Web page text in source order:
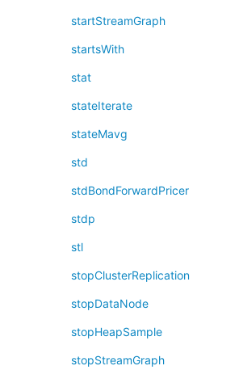
startStreamGraph
startsWith
stat
stateIterate
stateMavg
std
stdBondForwardPricer
stdp
stl
stopClusterReplication
stopDataNode
stopHeapSample
stopStreamGraph